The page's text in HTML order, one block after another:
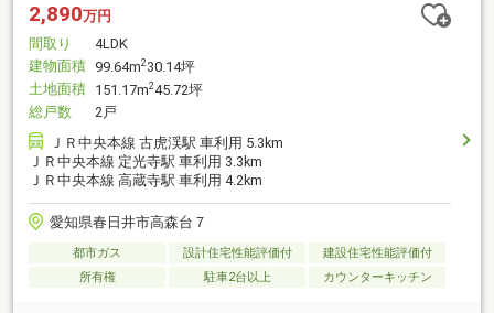
2,890万円
間取り
4LDK
建物面積 99.64m230.14坪
土地面積 151.17m245.72坪
総戸数
2戸
ＪＲ中央本線 古虎渓駅 車利用 5.3km
ＪＲ中央本線 定光寺駅 車利用 3.3km
ＪＲ中央本線 高蔵寺駅 車利用 4.2km
愛知県春日井市高森台７
都市ガス 設計住宅性能評価付
建設住宅性能評価付
所有権
駐車2台以上 カウンターキッチン